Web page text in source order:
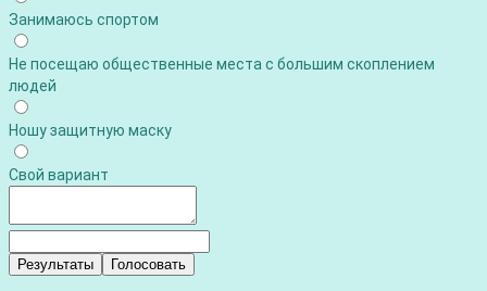
Занимаюсь спортом
Не посещаю общественные места с большим скоплением
людей
Ношу защитную маску
Свой вариант
Результаты Голосовать